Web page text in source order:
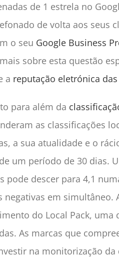
de 1 estrela no
de volta aos seus
o seu Google Business
sobre esta questão
a reputação eletrónica
para além da
as classificações
a sua atualidade e o
um período de 30 dias.
pode descer para 4,1
em simultâneo.
do Local Pack, uma
As marcas que
na monitorização da